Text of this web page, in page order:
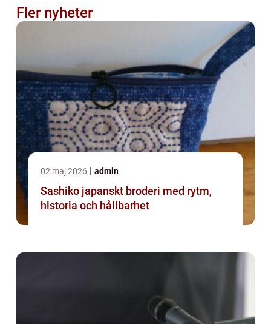
Fler nyheter
02 maj 2026 admin
Sashiko japanskt broderi med rytm,
historia och hållbarhet